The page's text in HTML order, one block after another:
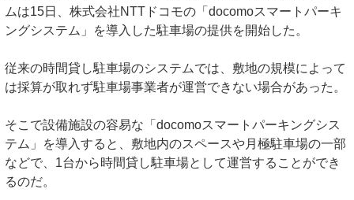
ムは15日、株式会社NTTドコモの「docomoスマートパーキ
ングシステム」を導入した駐車場の提供を開始した。
従来の時間貸し駐車場のシステムでは、敷地の規模によって
は採算が取れず駐車場事業者が運営できない場合があった。
そこで設備施設の容易な「docomoスマートパーキングシス
テム」を導入すると、敷地内のスペースや月極駐車場の一部
などで、1台から時間貸し駐車場として運営することができ
るのだ。